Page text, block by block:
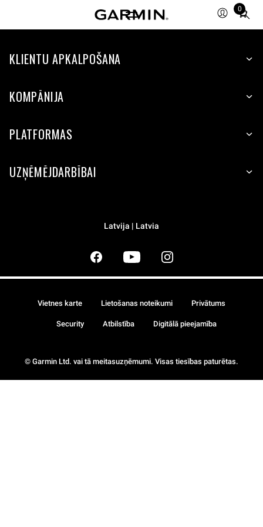
0
Total
items
cart:
KLIENTU APKALPOŠANA
KOMPĀNIJA
PLATFORMAS
UZŅĒMĒJDARBĪBAI
Latvija | Latvia
© Garmin Ltd. vai tā meitasuzņēmumi. Visas tiesības paturētas.
Vietnes karte Lietošanas noteikumi Privātums
Security Atbilstība Digitālā pieejamība